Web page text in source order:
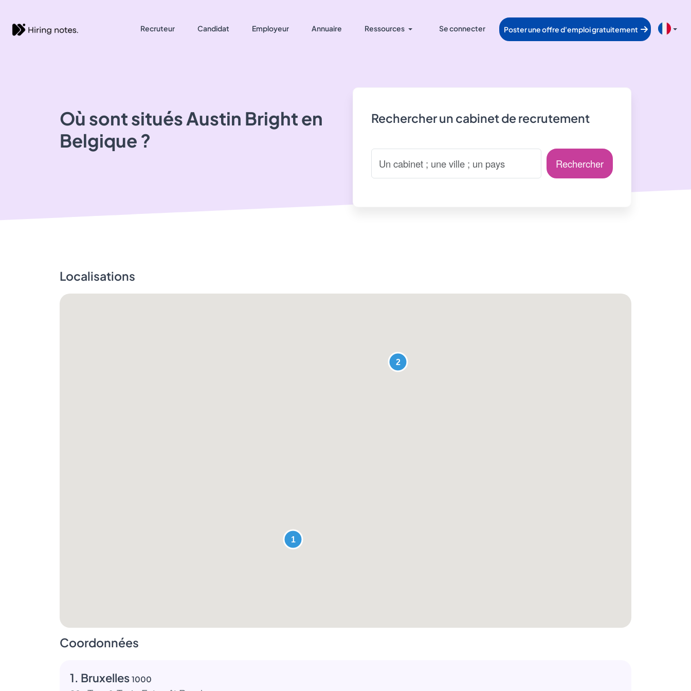
Recruteur Candidat Employeur Annuaire Ressources Se connecter Poster une offre d'emploi gratuitement
Où sont situésAustin Brighten
Belgique ?
Rechercher un cabinet de recrutement
Rechercher
Localisations
Coordonnées
1. Bruxelles 1000